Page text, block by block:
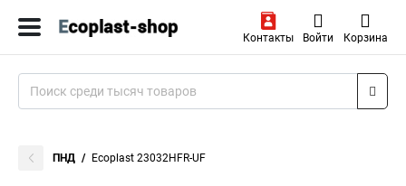
Контакты Войти Корзина
ПНД Ecoplast 23032HFR-UF